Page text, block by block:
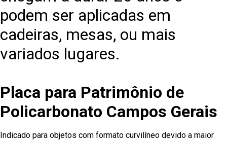
podem ser aplicadas em
cadeiras, mesas, ou mais
variados lugares.
Placa para Patrimônio de
Policarbonato Campos Gerais
Indicado para objetos com formato curvilíneo devido a maior